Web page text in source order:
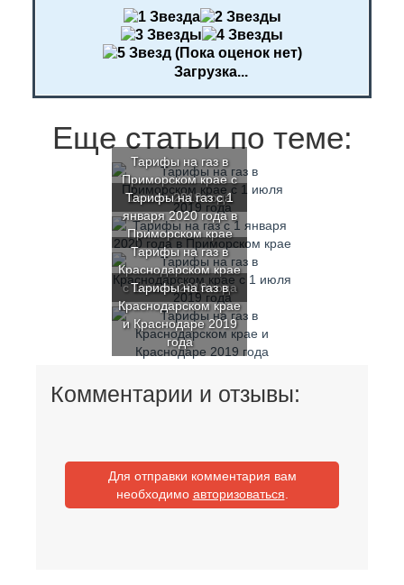
(Пока оценок нет)
Загрузка...
Еще статьи по теме:
Тарифы на газ в
Приморском крае с
1 июля 2019 года
Тарифы на газ с 1
января 2020 года в
Приморском крае
Тарифы на газ в
Краснодарском крае
с 1 июля 2019 года
Тарифы на газ в
Краснодарском крае
и Краснодаре 2019
года
Комментарии и отзывы:
Для отправки комментария вам
необходимо авторизоваться